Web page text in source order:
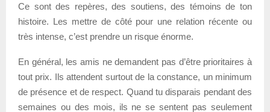
Ce sont des repères, des soutiens, des témoins de ton
histoire. Les mettre de côté pour une relation récente ou
très intense, c’est prendre un risque énorme.
En général, les amis ne demandent pas d’être prioritaires à
tout prix. Ils attendent surtout de la constance, un minimum
de présence et de respect. Quand tu disparais pendant des
semaines ou des mois, ils ne se sentent pas seulement